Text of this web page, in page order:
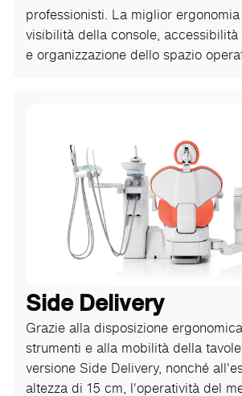
professionisti. La miglior
visibilità della console,
e organizzazione dello spazio
Side Delivery
Grazie alla disposizione
strumenti e alla mobilità della
versione Side Delivery, nonché
altezza di 15 cm, l'operatività del